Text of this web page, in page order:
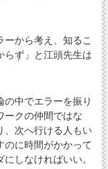
から考え、知るこ
らず」と江頭先生は
の中でエラーを振り
ークの仲間ではな
、次へ行ける人もい
のに時間がかかって
しなければいい。